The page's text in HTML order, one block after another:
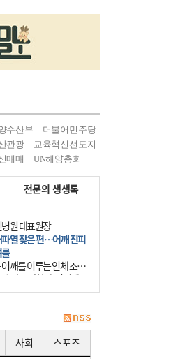
수산부
더불어민주당
관광
교육혁신선도지
매매 UN해양총회
전문의 생생톡
원 대표원장
열 잦은 편…어깨 진피
깨를 이루는 인체 조직
손상을 말한다. 여기에
전근개 증후군, 어깨
사회 스포츠